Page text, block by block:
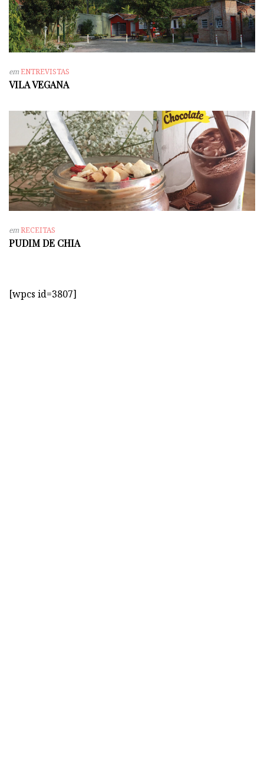
emENTREVISTAS
VILA VEGANA
emRECEITAS
PUDIM DE CHIA
[wpcs id=3807]